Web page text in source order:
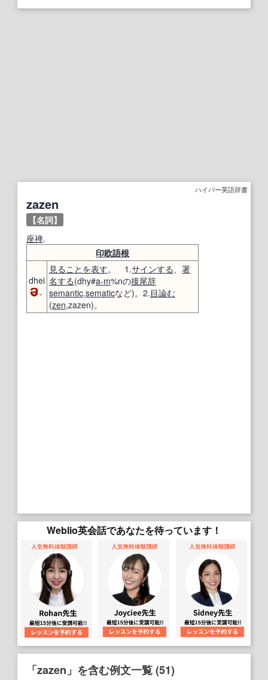
ハイパー英語辞書
zazen
【名詞】
座禅.
印欧語根
dhei
-
見ること を表す。 1.サインする、 署
名する(dhy#a-m%nの接尾辞
semantic,sematicなど)。2.目論む
(zen,zazen)。
Weblio英会話であなたを待っています！
「zazen」を含む例文一覧 (51)